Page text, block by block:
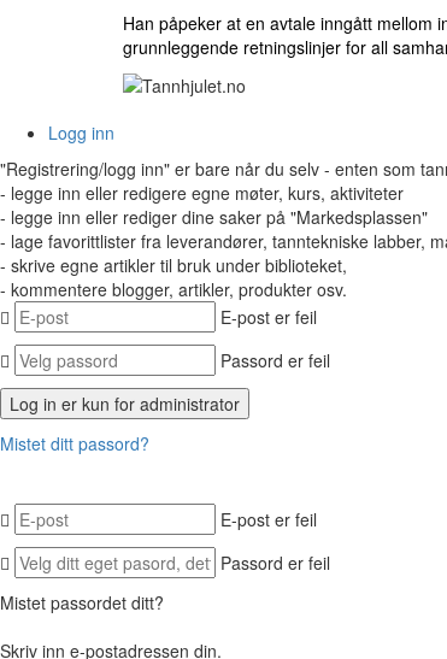
Han påpeker at en avtale inngått mellom
grunnleggende retningslinjer for all
Logg inn
"Registrering/logg inn" er bare når du selv - enten som
- legge inn eller redigere egne møter, kurs, aktiviteter
- legge inn eller rediger dine saker på "Markedsplassen"
- lage favorittlister fra leverandører, tanntekniske labber,
- skrive egne artikler til bruk under biblioteket,
- kommentere blogger, artikler, produkter osv.
E-post er feil
Passord er feil
Mistet ditt passord?
E-post er feil
Passord er feil
Mistet passordet ditt?
Skriv inn e-postadressen din.